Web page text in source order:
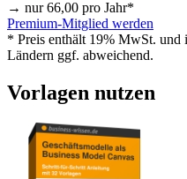
→ nur66,00 pro Jahr*
Premium-Mitglied werden
* Preis enthält 19% MwSt. und
Ländern ggf. abweichend.
Vorlagen nutzen